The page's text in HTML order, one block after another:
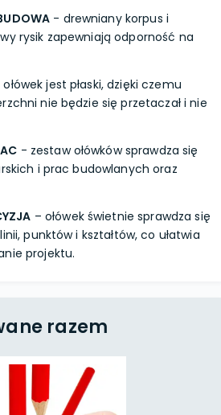
- drewniany korpus i
rysik zapewniają odporność na
jest płaski, dzięki czemu
nie będzie się przetaczał i nie
- zestaw ołówków sprawdza się
i prac budowlanych oraz
– ołówek świetnie sprawdza się
punktów i kształtów, co ułatwia
projektu.
razem